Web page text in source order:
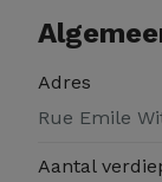
Adres
Rue Emile
Aantal